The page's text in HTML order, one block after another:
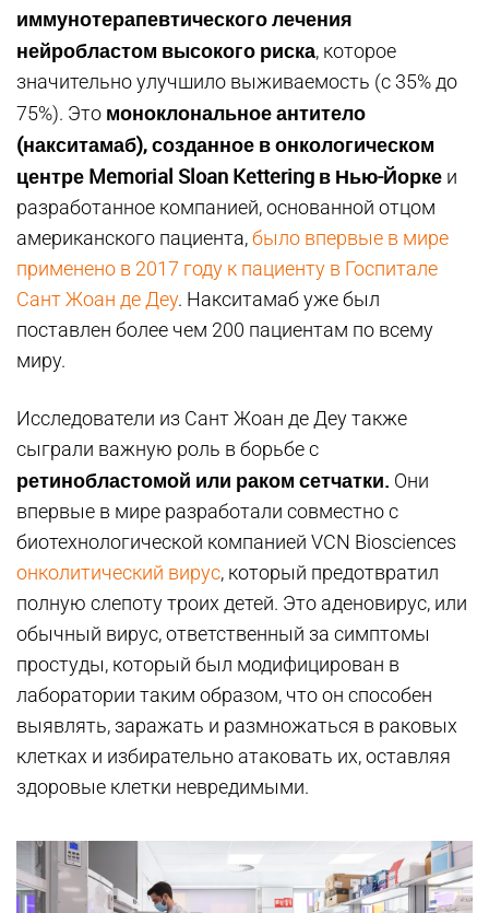
иммунотерапевтического лечения
нейробластом высокого риска, которое
значительно улучшило выживаемость (с 35% до
75%). Это моноклональное антитело
(накситамаб), созданное в онкологическом
центре Memorial Sloan Kettering в Нью-Йорке и
разработанное компанией, основанной отцом
американского пациента,было впервые в мире
применено в 2017 году к пациенту в Госпитале
Сант Жоан де Деу. Накситамаб уже был
поставлен более чем 200 пациентам по всему
миру.
Исследователи из Сант Жоан де Деу также
сыграли важную роль в борьбе с
ретинобластомой или раком сетчатки. Они
впервые в мире разработали совместно с
биотехнологической компанией VCN Biosciences
онколитический вирус, который предотвратил
полную слепоту троих детей. Это аденовирус, или
обычный вирус, ответственный за симптомы
простуды, который был модифицирован в
лаборатории таким образом, что он способен
выявлять, заражать и размножаться в раковых
клетках и избирательно атаковать их, оставляя
здоровые клетки невредимыми.